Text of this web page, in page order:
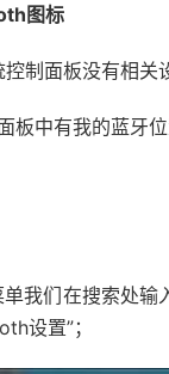
图标
制面板没有相关
板中有我的蓝牙
单我们在搜索处
设置”；